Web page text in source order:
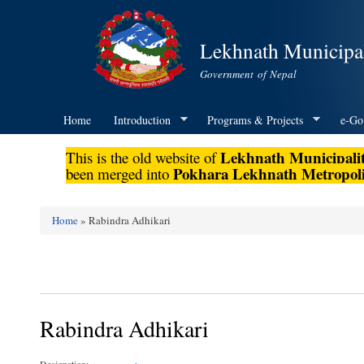
Lekhnath
Government of Nepal
Home Introduction Programs & Projects e-
This is the old website ofLekhnath
been merged into Pokhara Lekhnath
Home» Rabindra Adhikari
Rabindra Adhikari